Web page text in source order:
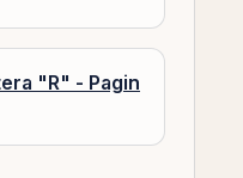
"R" - Pagin